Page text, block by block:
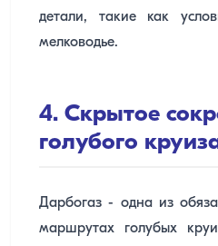
детали, такие как
мелководье.
4. Скрытое
голубого
Дарбогаз - одна из
маршрутах голубых